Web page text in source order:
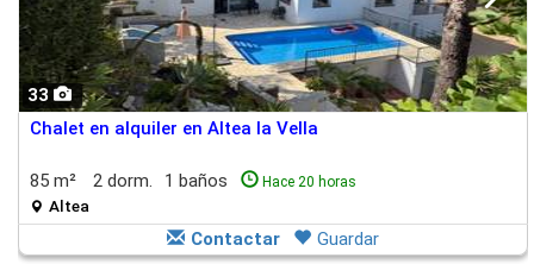
33
Chalet en alquiler en Altea la Vella
85 m² 2 dorm. 1 baños Hace 20 horas
Altea
Contactar Guardar